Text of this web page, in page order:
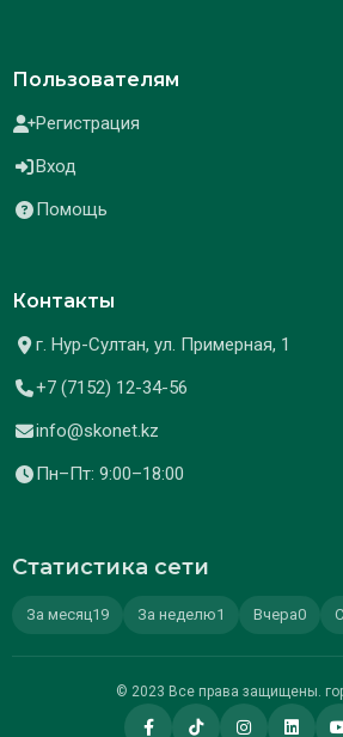
Пользователям
Регистрация
Вход
Помощь
Контакты
г. Нур-Султан, ул. Примерная, 1
+7 (7152) 12-34-56
info@skonet.kz
Пн–Пт: 9:00–18:00
Статистика сети
За месяц19 За неделю1 Вчера0
© 2023 Все права защищены.